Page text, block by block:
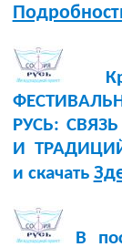
РУСЬ:
И
и скачать
В